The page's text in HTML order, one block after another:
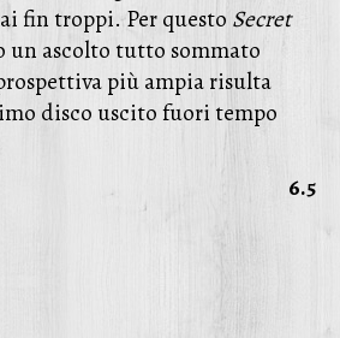
fin troppi. Per questo Secret
un ascolto tutto sommato
più ampia risulta
disco uscito fuori tempo
6.5